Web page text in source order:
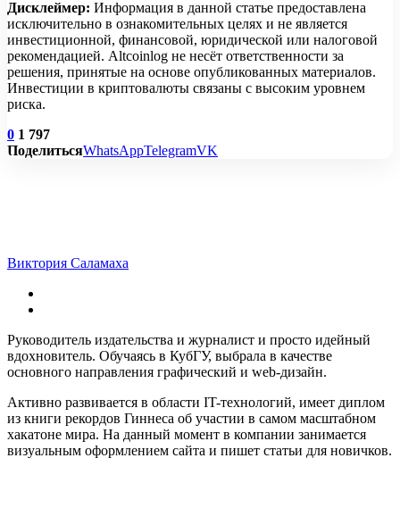
Дисклеймер: Информация в данной статье предоставлена
исключительно в ознакомительных целях и не является
инвестиционной, финансовой, юридической или налоговой
рекомендацией. Altcoinlog не несёт ответственности за
решения, принятые на основе опубликованных материалов.
Инвестиции в криптовалюты связаны с высоким уровнем
риска.
0 1 797
ПоделитьсяWhatsAppTelegramVK
Виктория Саламаха
Руководитель издательства и журналист и просто идейный
вдохновитель. Обучаясь в КубГУ, выбрала в качестве
основного направления графический и web-дизайн.
Активно развивается в области IT-технологий, имеет диплом
из книги рекордов Гиннеса об участии в самом масштабном
хакатоне мира. На данный момент в компании занимается
визуальным оформлением сайта и пишет статьи для новичков.